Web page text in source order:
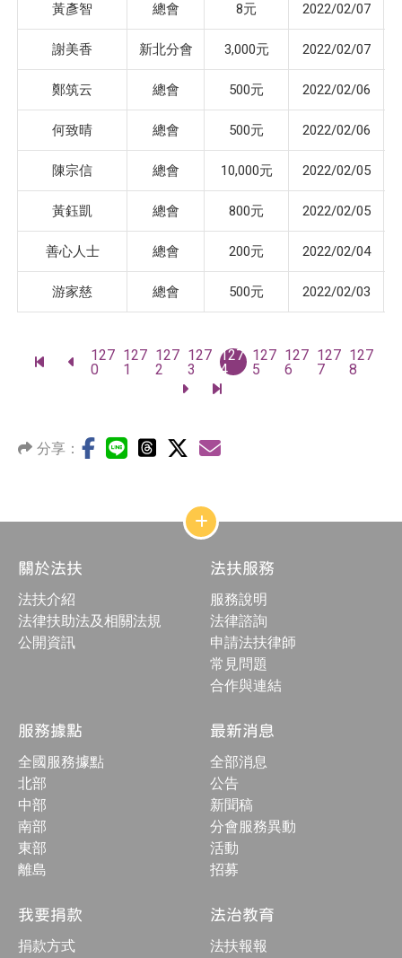
黃彥智 總會 8元 2022/02/07
謝美香 新北分會 3,000元 2022/02/07
鄭筑云 總會 500元 2022/02/06
何致晴 總會 500元 2022/02/06
陳宗信 總會 10,000元 2022/02/05
黃鈺凱 總會 800元 2022/02/05
善心人士 總會 200元 2022/02/04
游家慈 總會 500元 2022/02/03
頁
127
0
127
1
127
2
127
3
127
4
127
5
127
6
127
7
127
8
一
頁
分享：
網
站
結
構
合
按
鈕
關於法扶
法扶介紹
法律扶助法及相關法規
公開資訊
法扶服務
服務說明
法律諮詢
申請法扶律師
常見問題
合作與連結
服務據點
全國服務據點
北部
中部
南部
東部
離島
最新消息
全部消息
公告
新聞稿
分會服務異動
活動
招募
我要捐款
捐款方式
法治教育
法扶報報